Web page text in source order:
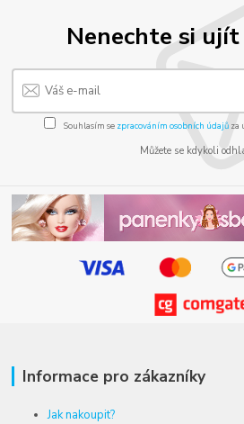
Nenechte si
Souhlasím se zpracováním osobních údajůza
Můžete se kdykoli
Informace pro zákazníky
Jak nakoupit?